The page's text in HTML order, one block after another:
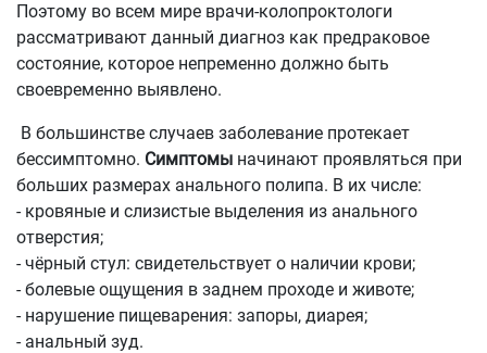
Поэтому во всем мире врачи-колопроктологи
рассматривают данный диагноз как предраковое
состояние, которое непременно должно быть
своевременно выявлено.
В большинстве случаев заболевание протекает
бессимптомно. Симптомы начинают проявляться при
больших размерах анального полипа. В их числе:
- кровяные и слизистые выделения из анального
отверстия;
- чёрный стул: свидетельствует о наличии крови;
- болевые ощущения в заднем проходе и животе;
- нарушение пищеварения: запоры, диарея;
- анальный зуд.